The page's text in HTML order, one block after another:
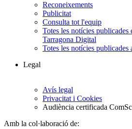
Reconeixements
Publicitat
Consulta tot l'equip
Totes les notícies publicades
Tarragona Digital
Totes les notícies
Legal
Avís legal
Privacitat i Cookies
Audiència certificada
Amb la col·laboració de: